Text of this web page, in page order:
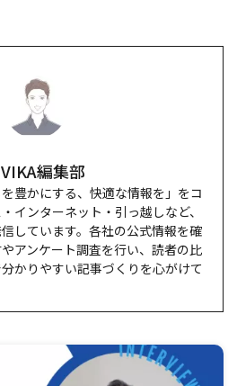
編集部
豊かにする、快適な情報を」をコ
インターネット・引っ越しなど、
しています。各社の公式情報を確
アンケート調査を行い、読者の比
かりやすい記事づくりを心がけて